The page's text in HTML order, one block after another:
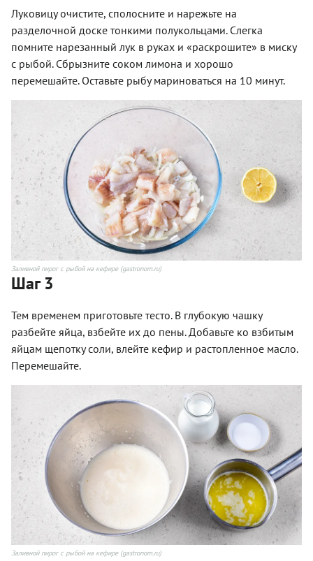
Луковицу очистите, сполосните и нарежьте на
разделочной доске тонкими полукольцами. Слегка
помните нарезанный лук в руках и «раскрошите» в миску
с рыбой. Сбрызните соком лимона и хорошо
перемешайте. Оставьте рыбу мариноваться на 10 минут.
Заливной пирог с рыбой на кефире (gastronom.ru)
Шаг 3
Тем временем приготовьте тесто. В глубокую чашку
разбейте яйца, взбейте их до пены. Добавьте ко взбитым
яйцам щепотку соли, влейте кефир и растопленное масло.
Перемешайте.
Заливной пирог с рыбой на кефире (gastronom.ru)